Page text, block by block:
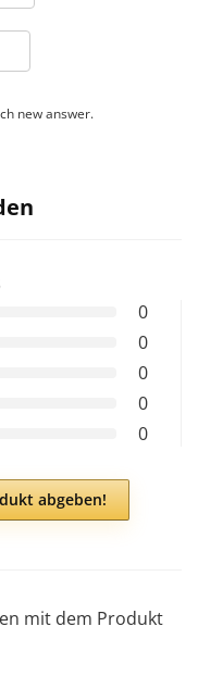
new answer.
0
0
0
0
0
abgeben!
mit dem Produkt